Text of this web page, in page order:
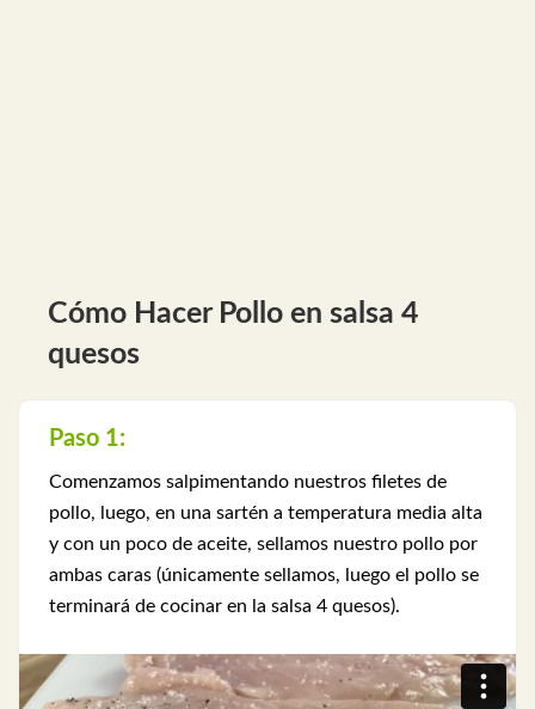
Cómo Hacer Pollo en salsa 4
quesos
Paso 1:
Comenzamos salpimentando nuestros filetes de
pollo, luego, en una sartén a temperatura media alta
y con un poco de aceite, sellamos nuestro pollo por
ambas caras (únicamente sellamos, luego el pollo se
terminará de cocinar en la salsa 4 quesos).